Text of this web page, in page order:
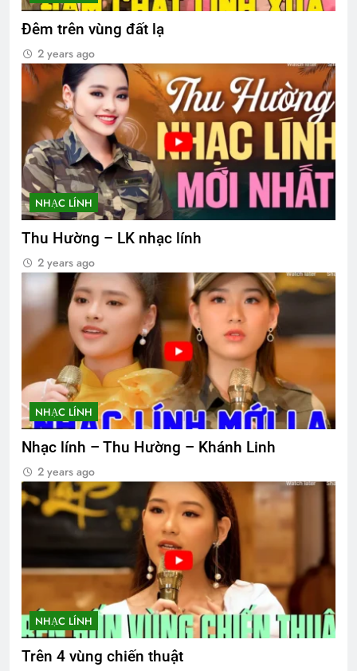
Đêm trên vùng đất lạ
2 years ago
NHẠC LÍNH
Thu Hường – LK nhạc lính
2 years ago
NHẠC LÍNH
Nhạc lính – Thu Hường – Khánh Linh
2 years ago
NHẠC LÍNH
Trên 4 vùng chiến thuật